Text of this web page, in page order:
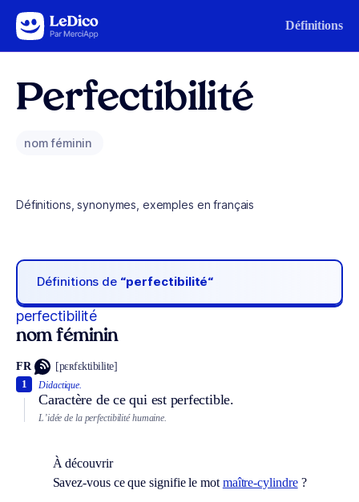
Aller au contenu Définitions
Perfectibilité
nom féminin
Définitions, synonymes, exemples en français
Définitions de “perfectibilité“
perfectibilité
nom féminin
FR [pɛʀfɛktibilite]
Didactique.
Caractère de ce qui est perfectible.
1
L’idée de la perfectibilité humaine.
À découvrir
Savez-vous ce que signifie le mot maître-cylindre?